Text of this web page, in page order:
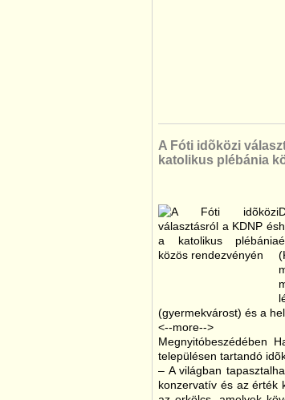
A Fóti idõközi
katolikus plébánia
(gyermekvárost) és a
<--more-->
Megnyitóbeszédében
településen tartandó
– A világban
konzervatív és az érték